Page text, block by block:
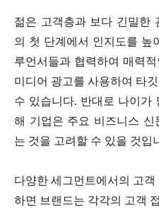
젊은 고객층과 보다 긴밀한
의 첫 단계에서 인지도를 높
루언서들과 협력하여 매력
미디어 광고를 사용하여 타
수 있습니다. 반대로 나이가
해 기업은 주요 비즈니스
는 것을 고려할 수 있을 것입
다양한 세그먼트에서의 고
하면 브랜드는 각각의 고객